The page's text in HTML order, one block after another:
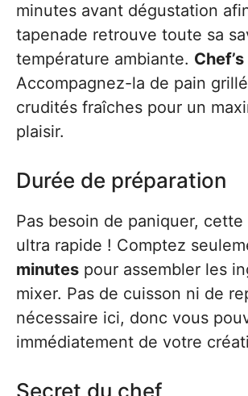
minutes avant dégustation
tapenade retrouve toute sa
température ambiante.
Accompagnez-la de pain
crudités fraîches pour un
plaisir.
Durée de préparation
Pas besoin de paniquer,
ultra rapide ! Comptez
minutes pour assembler les
mixer. Pas de cuisson ni de
nécessaire ici, donc vous
immédiatement de votre
Secret du chef